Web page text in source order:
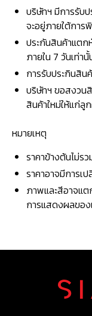
บริษัทฯ มีการรับ
จะอยู่ภายใต้กา
ประกันสินค้าแต
ภายใน 7 วันเท่านั้
การรับประกินสิน
บริษัทฯ ขอสงวน
สินค้าใหม่ให้แก่ลู
หมายเหตุ
ราคาข้างต้นไม่ร
ราคาอาจมีการเ
ภาพและสีอาจแต
การแสดงผลขอ